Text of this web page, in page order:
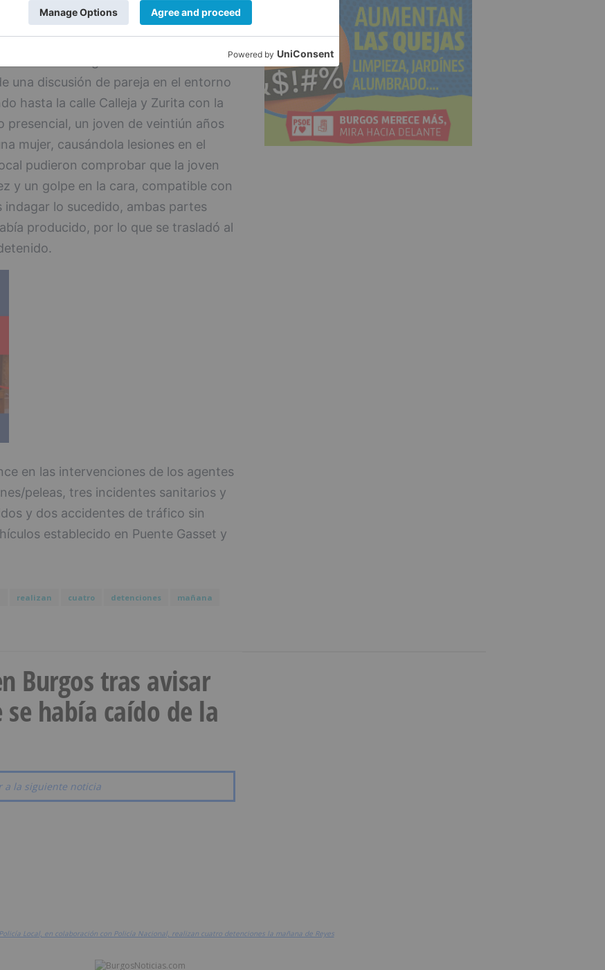
pic.twitter.com/DZ5McZvQB9
de emergencia 112-092
una discusión de pareja en el entorno
hasta la calle Calleja y Zurita con la
presencial, un joven de veintiún años
mujer, causándola lesiones en el
pudieron comprobar que la joven
y un golpe en la cara, compatible con
lo sucedido, ambas partes
producido, por lo que se trasladó al
en las intervenciones de los agentes
peleas, tres incidentes sanitarios y
y dos accidentes de tráfico sin
establecido en Puente Gasset y
realizan cuatro detenciones
mañana
Burgos tras avisar
había caído de la
a la siguiente noticia
Policía Local, en colaboración con Policía Nacional, realizan cuatro detenciones la mañana de Reyes